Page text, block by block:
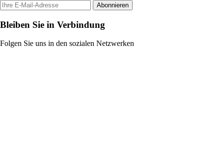
Abonnieren
Bleiben Sie in Verbindung
Folgen Sie uns in den sozialen Netzwerken